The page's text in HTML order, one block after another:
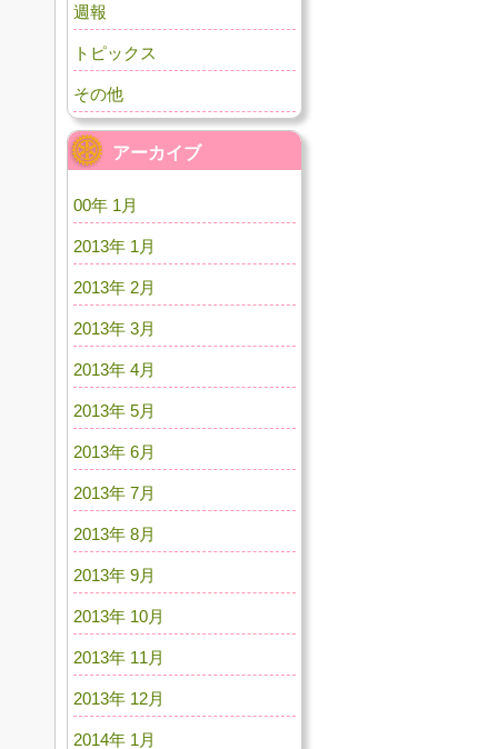
週報
トピックス
その他
アーカイブ
00年 1月
2013年 1月
2013年 2月
2013年 3月
2013年 4月
2013年 5月
2013年 6月
2013年 7月
2013年 8月
2013年 9月
2013年 10月
2013年 11月
2013年 12月
2014年 1月